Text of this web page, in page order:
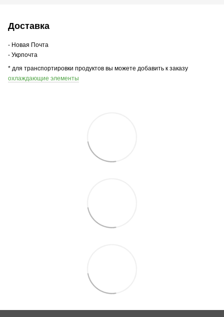
Доставка
- Новая Почта
- Укрпочта
* для транспортировки продуктов вы можете добавить к заказу
охлаждающие элементы